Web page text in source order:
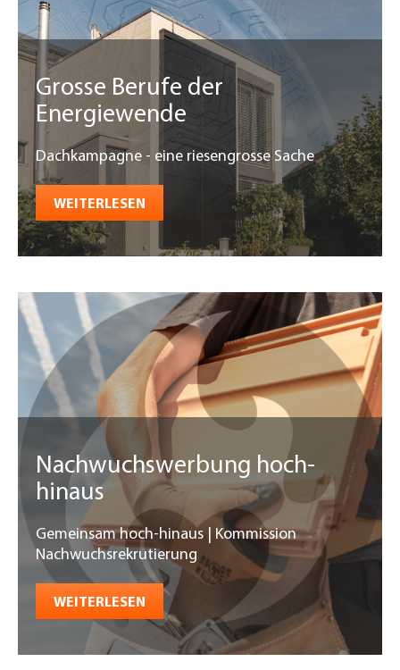
Grosse Berufe der
Energiewende
Dachkampagne - eine riesengrosse Sache
WEITERLESEN
Nachwuchswerbung hoch-
hinaus
Gemeinsam hoch-hinaus | Kommission
Nachwuchsrekrutierung
WEITERLESEN